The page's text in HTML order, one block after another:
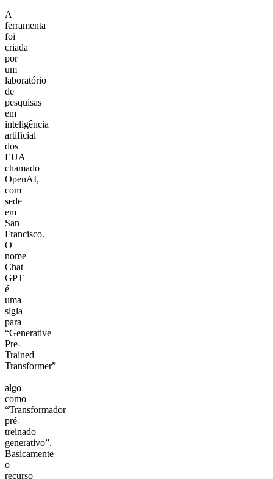
A
ferramenta
foi
criada
por
um
laboratório
de
pesquisas
em
inteligência
artificial
dos
EUA
chamado
OpenAI,
com
sede
em
San
Francisco.
O
nome
Chat
GPT
é
uma
sigla
para
“Generative
Pre-
Trained
Transformer”
–
algo
como
“Transformador
pré-
treinado
generativo”.
Basicamente
o
recurso